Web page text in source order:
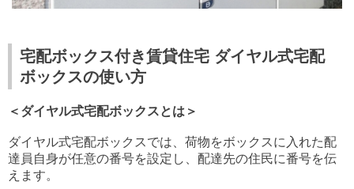
宅配ボックス付き賃貸住宅 ダイヤル式宅配
ボックスの使い方
＜ダイヤル式宅配ボックスとは＞
ダイヤル式宅配ボックスでは、荷物をボックスに入れた配
達員自身が任意の番号を設定し、配達先の住民に番号を伝
えます。